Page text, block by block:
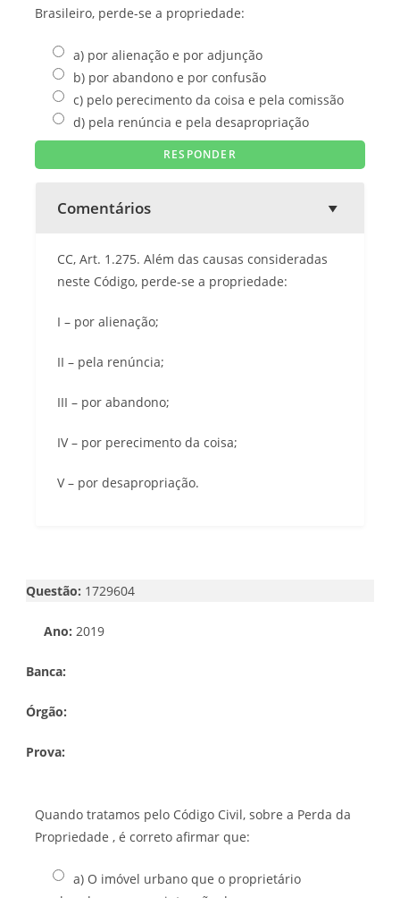
Brasileiro, perde-se a propriedade:
a) por alienação e por adjunção
b) por abandono e por confusão
c) pelo perecimento da coisa e pela comissão
d) pela renúncia e pela desapropriação
Comentários
CC, Art. 1.275. Além das causas consideradas
neste Código, perde-se a propriedade:
I – por alienação;
II – pela renúncia;
III – por abandono;
IV – por perecimento da coisa;
V – por desapropriação.
Questão: 1729604
Ano: 2019
Banca:
Órgão:
Prova:
Quando tratamos pelo Código Civil, sobre a Perda da
Propriedade , é correto afirmar que:
a) O imóvel urbano que o proprietário